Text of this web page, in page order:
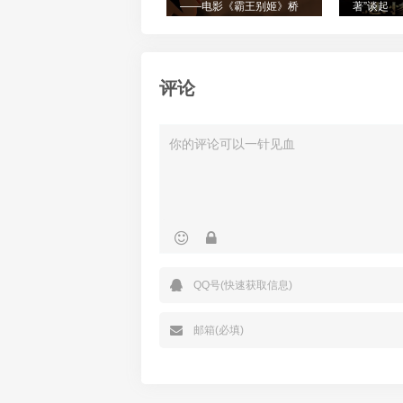
——电影《霸王别姬》桥
著”谈起
评论